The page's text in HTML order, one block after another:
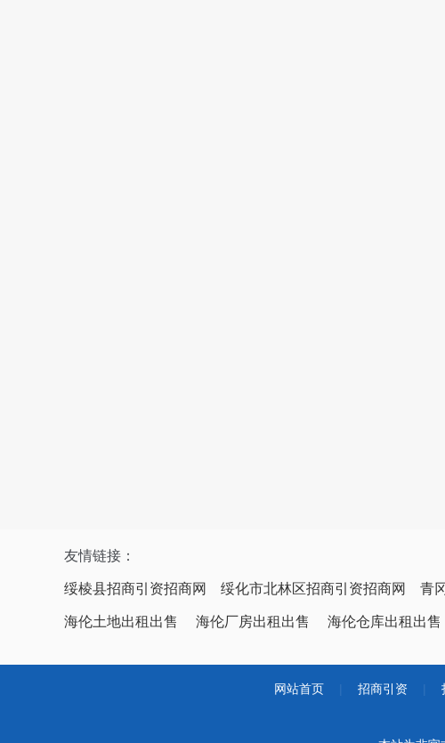
友情链接：
绥棱县招商引资招商网 绥化市北林区招商引资招商网 青
海伦土地出租出售 海伦厂房出租出售 海伦仓库出租出售
网站首页 招商引资